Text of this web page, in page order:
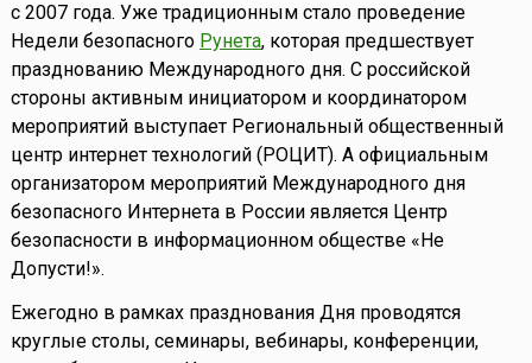
с 2007 года. Уже традиционным стало проведение
Недели безопасного Рунета, которая предшествует
празднованию Международного дня. С российской
стороны активным инициатором и координатором
мероприятий выступает Региональный общественный
центр интернет технологий (РОЦИТ). А официальным
организатором мероприятий Международного дня
безопасного Интернета в России является Центр
безопасности в информационном обществе «Не
Допусти!».
Ежегодно в рамках празднования Дня проводятся
круглые столы, семинары, вебинары, конференции,